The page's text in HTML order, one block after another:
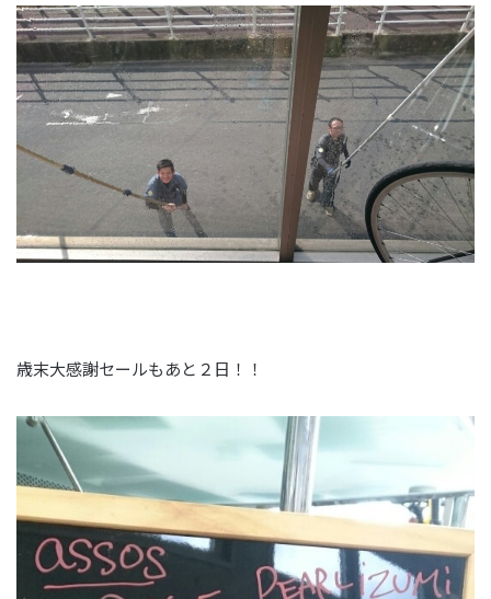
歳末大感謝セールもあと２日！！